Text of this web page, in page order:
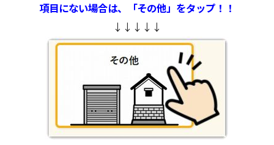
項目にない場合は、「その他」をタップ！！
↓↓↓↓↓